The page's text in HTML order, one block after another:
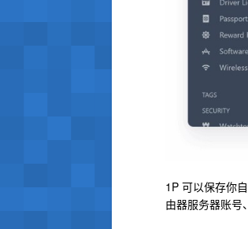
1P 可以保存你
由器服务器账号